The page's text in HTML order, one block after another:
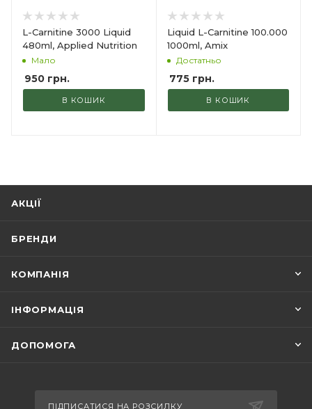
L-Carnitine 3000 Liquid
480ml, Applied Nutrition
Мало
950 грн.
В КОШИК
Liquid L-Carnitine 100.000
1000ml, Amix
Достатньо
775грн.
В КОШИК
АКЦІЇ
БРЕНДИ
КОМПАНІЯ
ІНФОРМАЦІЯ
ДОПОМОГА
ПІДПИСАТИСЯ НА РОЗСИЛКУ